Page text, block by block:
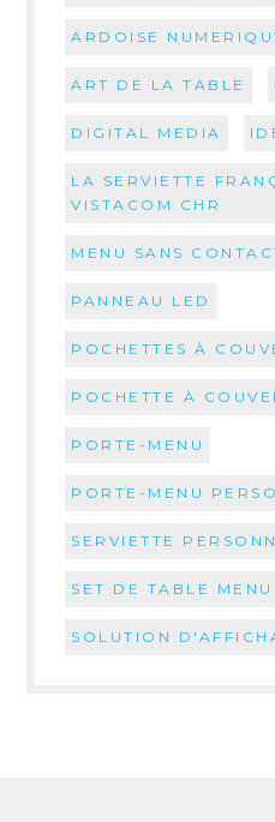
ARDOISE
ART DE LA TABLE
DIGITAL MEDIA
LA SERVIETTE
VISTACOM CHR
MENU SANS
PANNEAU LED
POCHETTES À
POCHETTE À
PORTE-MENU
PORTE-MENU
SERVIETTE
SET DE TABLE MENU
SOLUTION